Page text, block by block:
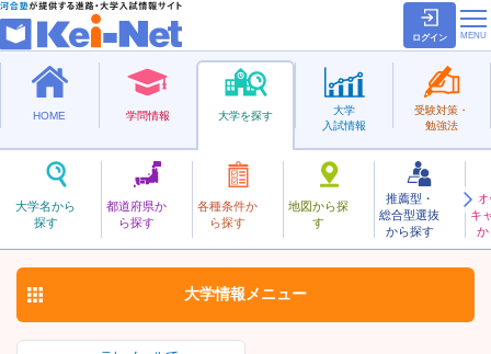
ログイン
HOME 学問情報 大学を探す
大学名から
探す
都道府県か
ら探す
各種条件か
ら探す
地図から探
す
推薦型・
総合型選抜
から探す
キ
か
大学
入試情報
受験対策・
勉強法
私立
めじろ
目白大学 お気に入り
大学情報 メニュー